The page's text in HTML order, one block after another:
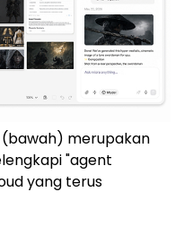
merupakan
"agent
yang terus